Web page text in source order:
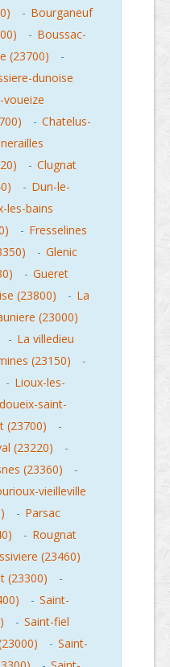
- Bourganeuf
- Boussac-
(23700)
-
dunoise
voueize
- Chatelus-
- Clugnat
- Dun-le-
les-bains
- Fresselines
- Glenic
- Gueret
(23800) - La
(23000)
- La villedieu
(23150)
-
- Lioux-les-
saint-
(23700)
-
(23220)
-
(23360)
-
vieilleville
- Parsac
- Rougnat
(23460)
(23300)
-
- Saint-
- Saint-fiel
- Saint-